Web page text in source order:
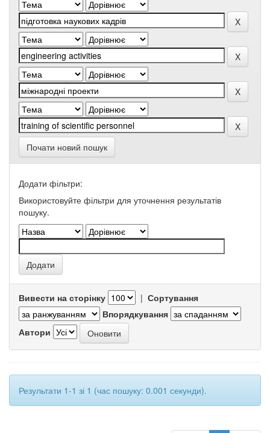
Почати новий пошук
Додати фільтри:
Використовуйте фільтри для уточнення результатів
пошуку.
Вивести на сторінку | Сортування
Впорядкування
Автори
Результати 1-1 зі 1 (час пошуку: 0.001 секунди).